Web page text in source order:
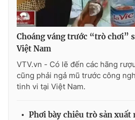
Ðiện thoại Thời báo VTV:024.66 897
Email:toasoan@vtv.vn
Liên hệ quảng cáo:024-7300.7108
Choáng váng trước “trò chơi”
Việt Nam
VTV.vn - Có lẽ đến các hãng
cũng phải ngả mũ trước công
tinh vi tại Việt Nam.
Phơi bày chiêu trò sản xuất